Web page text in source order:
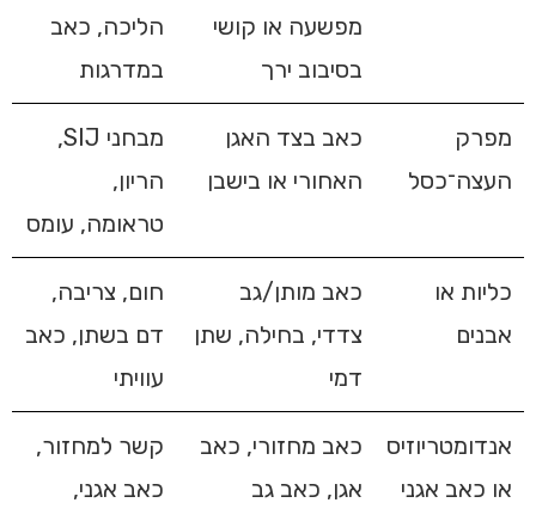
מפשעה או קושי
בסיבוב ירך
הליכה, כאב
במדרגות
מפרק
העצה־כסל
כאב בצד האגן
האחורי או בישבן
מבחני SIJ,
הריון,
טראומה, עומס
כליות או
אבנים
כאב מותן/גב
צדדי, בחילה, שתן
דמי
חום, צריבה,
דם בשתן, כאב
עוויתי
אנדומטריוזיס
או כאב אגני
כאב מחזורי, כאב
אגן, כאב גב
קשר למחזור,
כאב אגני,